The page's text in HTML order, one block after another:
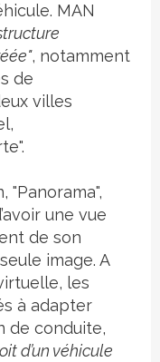
MAN
, notamment
de
villes
"Panorama",
une vue
de son
image. A
les
à adapter
de conduite,
d’un véhicule